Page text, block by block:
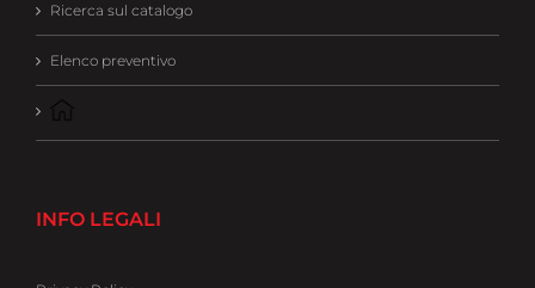
Ricerca sul catalogo
Elenco preventivo
INFO LEGALI